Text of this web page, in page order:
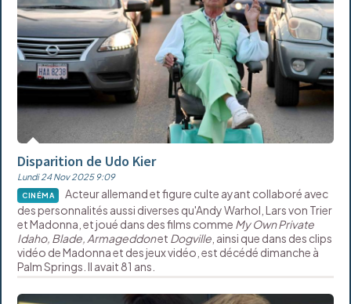
Disparition de Udo Kier
Lundi 24 Nov 2025 9:09
CINÉMA
Acteur allemand et figure culte ayant collaboré avec
des personnalités aussi diverses qu'Andy Warhol, Lars von Trier
et Madonna, et joué dans des films comme My Own Private
Idaho, Blade, Armageddonet Dogville , ainsi que dans des clips
vidéo de Madonna et des jeux vidéo, est décédé dimanche à
Palm Springs. Il avait 81 ans.